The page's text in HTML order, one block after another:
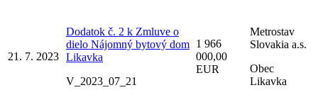
21. 7. 2023
Dodatok č. 2 k Zmluve o
dielo Nájomný bytový dom
Likavka
V_2023_07_21
1 966
000,00
EUR
Metrostav
Slovakia a.s.
Obec
Likavka